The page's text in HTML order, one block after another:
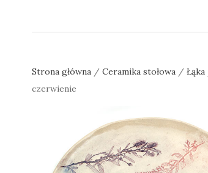
Strona główna / Ceramika stołowa / Łąka
czerwienie